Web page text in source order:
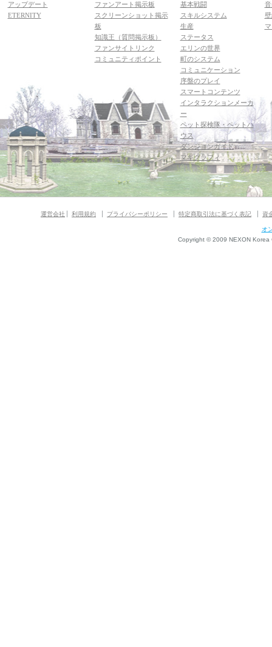
アップデート
ETERNITY
ファンアート掲示板
スクリーンショット掲示
板
知識王（質問掲示板）
ファンサイトリンク
コミュニティポイント
基本戦闘
スキルシステム
生産
ステータス
エリンの世界
町のシステム
コミュニケーション
序盤のプレイ
スマートコンテンツ
インタラクションメーカ
ー
ペット探検隊・ペットハ
ウス
ダンジョンガイド
マギグラフィ
運営会社 利用規約 プライバシーポリシー 特定商取引法に基づく表記 資
オ
Copyright © 2009 NEXON Korea